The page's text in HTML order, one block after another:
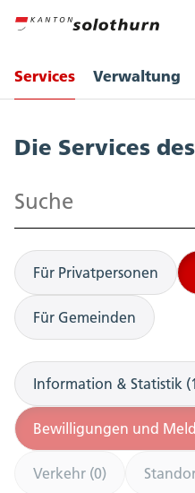
Services Verwaltung
Die Services
Suchen
Für Privatpersonen
Für Gemeinden
Information & Statistik
Bewilligungen und
Verkehr (0)